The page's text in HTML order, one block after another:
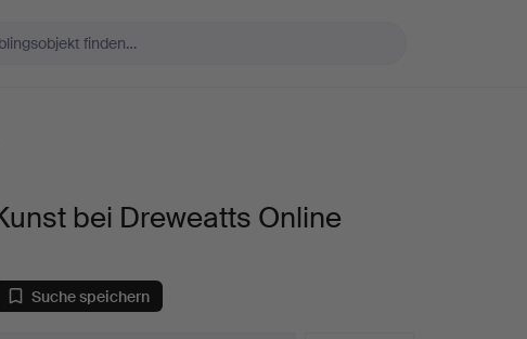
bei Dreweatts Online
Suche speichern